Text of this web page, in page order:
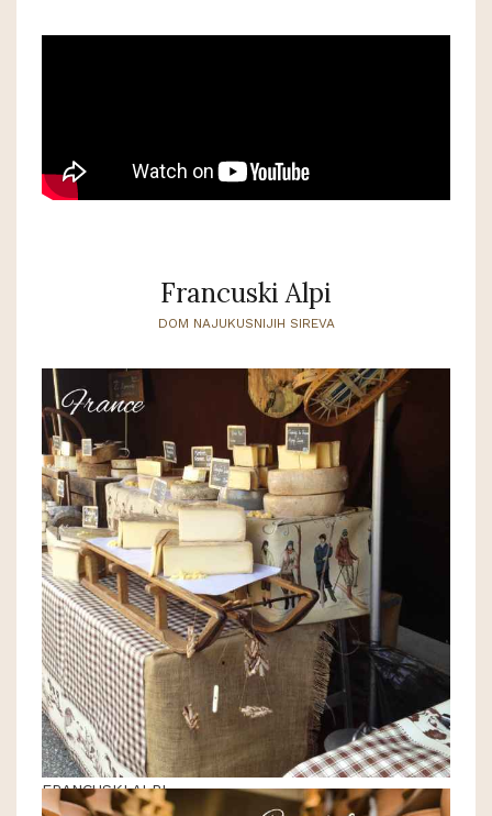
Francuski Alpi
DOM NAJUKUSNIJIH SIREVA
FRANCUSKI ALPI